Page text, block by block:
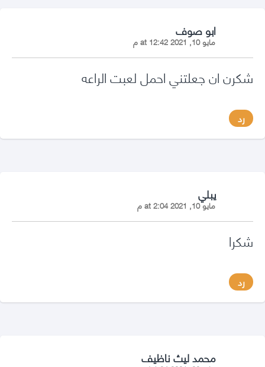
ابو صوفsays: مايو 10, 2021 at 12:42 م
شكرن ان جعلتني احمل لعبت الراعه
رد
يبليsays:مايو 10, 2021 at 2:04 م
شكرا
رد
محمد ليث ناظيفsays: